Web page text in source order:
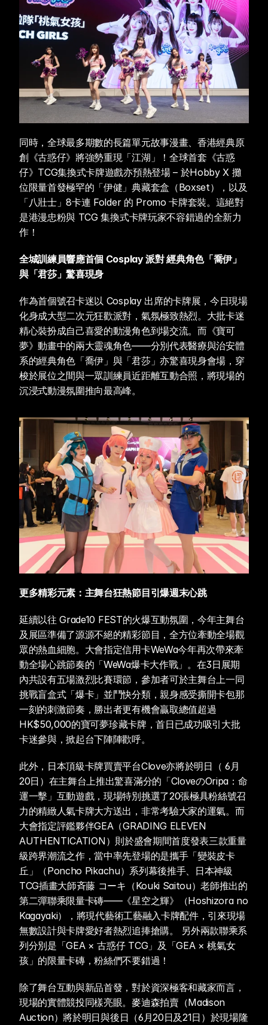
同時，全球最多期數的長篇單元故事漫畫、香港經典原
創《古惑仔》將強勢重現「江湖」！全球首套《古惑
仔》TCG集換式卡牌遊戲亦預熱登場 – 於Hobby X 攤
位限量首發極罕的「伊健」典藏套盒（Boxset），以及
「八壯士」8卡連 Folder 的 Promo 卡牌套裝。這絕對
是港漫忠粉與 TCG 集換式卡牌玩家不容錯過的全新力
作！
全城訓練員響應首個 Cosplay 派對 經典角色「喬伊」
與「君莎」驚喜現身
作為首個號召卡迷以 Cosplay 出席的卡牌展，今日現場
化身成大型二次元狂歡派對，氣氛極致熱烈。大批卡迷
精心裝扮成自己喜愛的動漫角色到場交流。而《寶可
夢》動畫中的兩大靈魂角色——分別代表醫療與治安體
系的經典角色「喬伊」與「君莎」亦驚喜現身會場，穿
梭於展位之間與一眾訓練員近距離互動合照，將現場的
沉浸式動漫氛圍推向最高峰。
更多精彩元素：主舞台狂熱節目引爆週末心跳
延續以往 Grade10 FEST的火爆互動氛圍，今年主舞台
及展區準備了源源不絕的精彩節目，全方位牽動全場觀
眾的熱血細胞。大會指定信用卡WeWa今年再次帶來牽
動全場心跳節奏的「WeWa爆卡大作戰」。在3日展期
內共設有五場激烈比賽環節，參加者可於主舞台上一同
挑戰盲盒式「爆卡」並鬥快分類，親身感受撕開卡包那
一刻的刺激節奏，勝出者更有機會贏取總值超過
HK$50,000的寶可夢珍藏卡牌，首日已成功吸引大批
卡迷參與，掀起台下陣陣歡呼。
此外，日本頂級卡牌買賣平台Clove亦將於明日（ 6月
20日）在主舞台上推出驚喜滿分的「CloveのOripa：命
運一擊」互動遊戲，現場特別挑選了20張極具粉絲號召
力的精緻人氣卡牌大方送出，非常考驗大家的運氣。而
大會指定評鑑夥伴GEA（GRADING ELEVEN
AUTHENTICATION）則於盛會期間首度發表三款重量
級跨界潮流之作，當中率先登場的是攜手「變裝皮卡
丘」（Poncho Pikachu）系列幕後推手、日本神級
TCG插畫大師斉藤 コーキ（Kouki Saitou）老師推出的
第二彈聯乘限量卡磚——《星空之輝》（Hoshizora no
Kagayaki），將現代藝術工藝融入卡牌配件，引來現場
無數設計與卡牌愛好者熱烈追捧搶購。 另外兩款聯乘系
列分別是「GEA × 古惑仔 TCG」及「GEA × 桃氣女
孩」的限量卡磚，粉絲們不要錯過！
除了舞台互動與新品首發，對於資深極客和藏家而言，
現場的實體競投同樣亮眼。麥迪森拍賣（Madison
Auction）將於明日與後日（6月20日及21日）於現場隆